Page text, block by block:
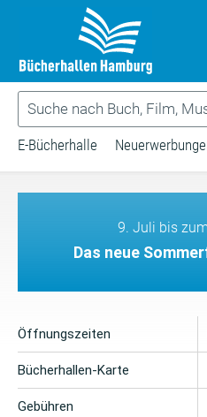
E-Bücherhalle
9. Juli bis
Das neue
Öffnungszeiten
Bücherhallen-Karte
Gebühren